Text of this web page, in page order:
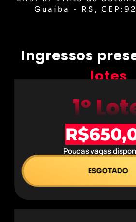
Guaíba - RS,
Ingressos
lotes
1º
Poucas vagas
ESGOTADO